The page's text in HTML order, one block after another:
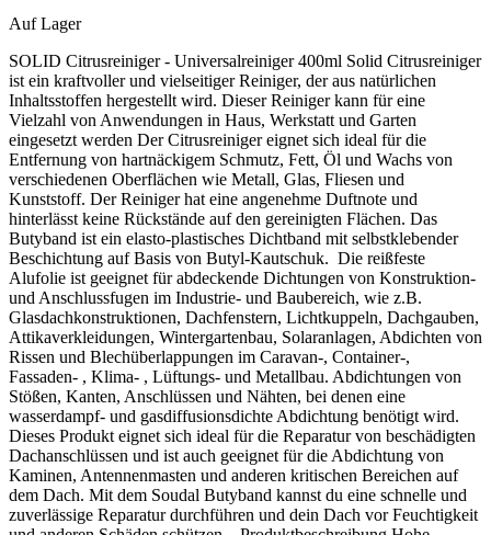
Verarbeitung
Bereite die zu verklebenden Oberflächen vor, diese müssen sauber
sein
Trage eine gleichmäßige Schicht Klebstoff auf
Verbinde die Oberflächen und befestige diese eventuell mit Haltern
/ Zwingen
Lasse den Klebstoff 3 Stunden vollständig aushärten
Hinweise und Informationen zur Anwendung, der Lagerung, dem Transport
und der Entsorgung unserer Artikel beachte bitte das technische Datenblatt.
Verbrauchswerte sind Richtwerte. Mengenrechner dient zur unverbindlichen
Orientierung. Alle Empfehlungen dienen zur Unterstützung. Sie entbinden nicht davon, die
Produkte grundsätzlich auf Eignung in eigener Verantwortung zu prüfen.
Auf Lager
SOLID Citrusreiniger - Universalreiniger 400ml Solid Citrusreiniger
ist ein kraftvoller und vielseitiger Reiniger, der aus natürlichen
Inhaltsstoffen hergestellt wird. Dieser Reiniger kann für eine
Vielzahl von Anwendungen in Haus, Werkstatt und Garten
eingesetzt werden Der Citrusreiniger eignet sich ideal für die
Entfernung von hartnäckigem Schmutz, Fett, Öl und Wachs von
verschiedenen Oberflächen wie Metall, Glas, Fliesen und
Kunststoff. Der Reiniger hat eine angenehme Duftnote und
hinterlässt keine Rückstände auf den gereinigten Flächen. Das
Butyband ist ein elasto-plastisches Dichtband mit selbstklebender
Beschichtung auf Basis von Butyl-Kautschuk. Die reißfeste
Alufolie ist geeignet für abdeckende Dichtungen von Konstruktion-
und Anschlussfugen im Industrie- und Baubereich, wie z.B.
Glasdachkonstruktionen, Dachfenstern, Lichtkuppeln, Dachgauben,
Attikaverkleidungen, Wintergartenbau, Solaranlagen, Abdichten von
Rissen und Blechüberlappungen im Caravan-, Container-,
Fassaden- , Klima- , Lüftungs- und Metallbau. Abdichtungen von
Stößen, Kanten, Anschlüssen und Nähten, bei denen eine
wasserdampf- und gasdiffusionsdichte Abdichtung benötigt wird.
Dieses Produkt eignet sich ideal für die Reparatur von beschädigten
Dachanschlüssen und ist auch geeignet für die Abdichtung von
Kaminen, Antennenmasten und anderen kritischen Bereichen auf
dem Dach. Mit dem Soudal Butyband kannst du eine schnelle und
zuverlässige Reparatur durchführen und dein Dach vor Feuchtigkeit